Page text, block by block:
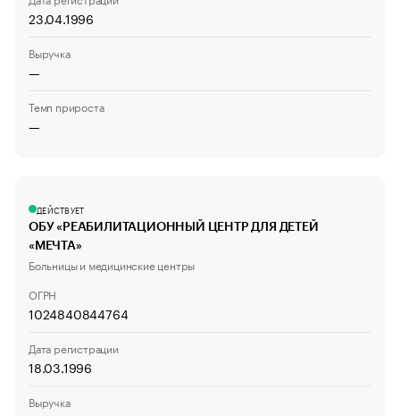
23.04.1996
Выручка
—
Темп прироста
—
ДЕЙСТВУЕТ
ОБУ «РЕАБИЛИТАЦИОННЫЙ ЦЕНТР ДЛЯ ДЕТЕЙ
«МЕЧТА»
Больницы и медицинские центры
ОГРН
1024840844764
Дата регистрации
18.03.1996
Выручка